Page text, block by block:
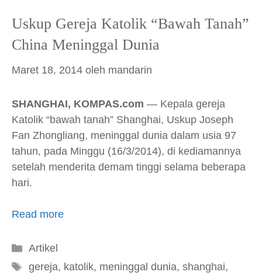
Uskup Gereja Katolik “Bawah Tanah”
China Meninggal Dunia
Maret 18, 2014 oleh mandarin
SHANGHAI, KOMPAS.com — Kepala gereja
Katolik “bawah tanah” Shanghai, Uskup Joseph
Fan Zhongliang, meninggal dunia dalam usia 97
tahun, pada Minggu (16/3/2014), di kediamannya
setelah menderita demam tinggi selama beberapa
hari.
Read more
Kategori
Artikel
Tag
gereja, katolik, meninggal dunia, shanghai,